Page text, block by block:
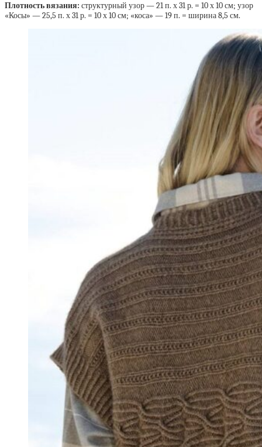
Плотность вязания: структурный узор — 21 п. х 31 р. = 10 х 10 см; узор
«Косы» — 25,5 п. х 31 р. = 10 х 10 см; «коса» — 19 п. = ширина 8,5 см.